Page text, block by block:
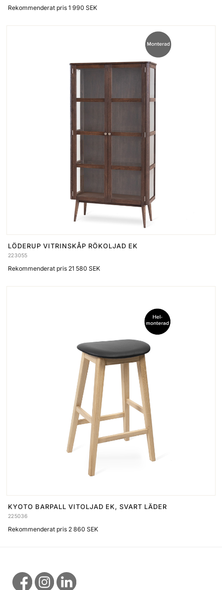
Rekommenderat pris 1 990 SEK
LÖDERUP VITRINSKÅP RÖKOLJAD EK
223055
Rekommenderat pris 21 580 SEK
KYOTO BARPALL VITOLJAD EK, SVART LÄDER
225036
Rekommenderat pris 2 860 SEK